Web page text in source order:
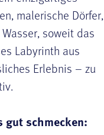
malerische Dörfer,
soweit das
Labyrinth aus
Erlebnis – zu
gut schmecken: